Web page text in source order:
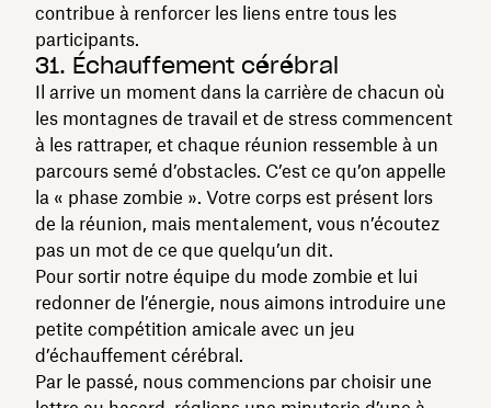
contribue à renforcer les liens entre tous les
participants.
31. Échauffement cérébral
Il arrive un moment dans la carrière de chacun où
les montagnes de travail et de stress commencent
à les rattraper, et chaque réunion ressemble à un
parcours semé d’obstacles. C’est ce qu’on appelle
la « phase zombie ». Votre corps est présent lors
de la réunion, mais mentalement, vous n’écoutez
pas un mot de ce que quelqu’un dit.
Pour sortir notre équipe du mode zombie et lui
redonner de l’énergie, nous aimons introduire une
petite compétition amicale avec un jeu
d’échauffement cérébral.
Par le passé, nous commencions par choisir une